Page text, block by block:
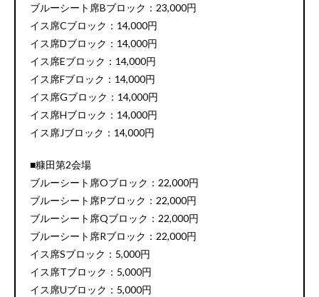
ブルーシート席Bブロック：23,000円
イス席Cブロック：14,000円
イス席Dブロック：14,000円
イス席Eブロック：14,000円
イス席Fブロック：14,000円
イス席Gブロック：14,000円
イス席Hブロック：14,000円
イス席Jブロック：14,000円
■糠田第2会場
ブルーシート席Oブロック：22,000円
ブルーシート席Pブロック：22,000円
ブルーシート席Qブロック：22,000円
ブルーシート席Rブロック：22,000円
イス席Sブロック：5,000円
イス席Tブロック：5,000円
イス席Uブロック：5,000円